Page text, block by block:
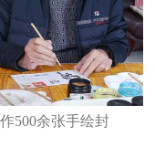
500余张手绘封